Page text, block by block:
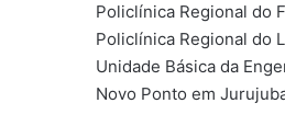
Policlínica Regional do
Policlínica Regional do
Unidade Básica da
Novo Ponto em